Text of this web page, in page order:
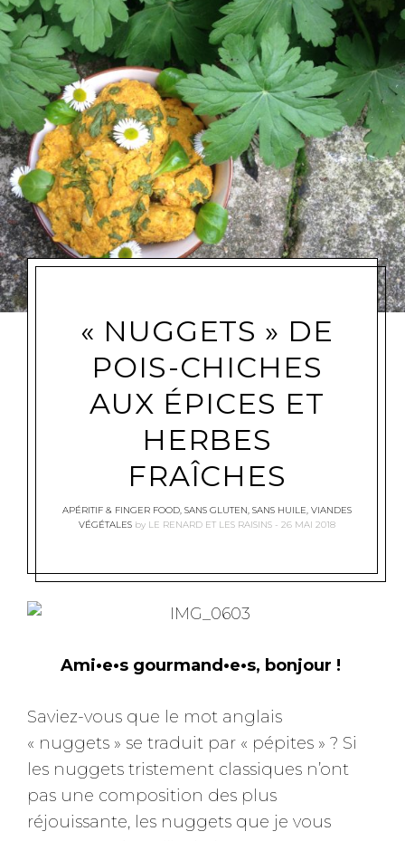
« NUGGETS » DE
POIS-CHICHES
AUX ÉPICES ET
HERBES
FRAÎCHES
APÉRITIF & FINGER FOOD, SANS GLUTEN, SANS HUILE, VIANDES
VÉGÉTALES by LE RENARD ET LES RAISINS 26 MAI 2018
Ami•e•s gourmand•e•s, bonjour !
Saviez-vous que le mot anglais
« nuggets » se traduit par « pépites » ? Si
les nuggets tristement classiques n’ont
pas une composition des plus
réjouissante, les nuggets que je vous